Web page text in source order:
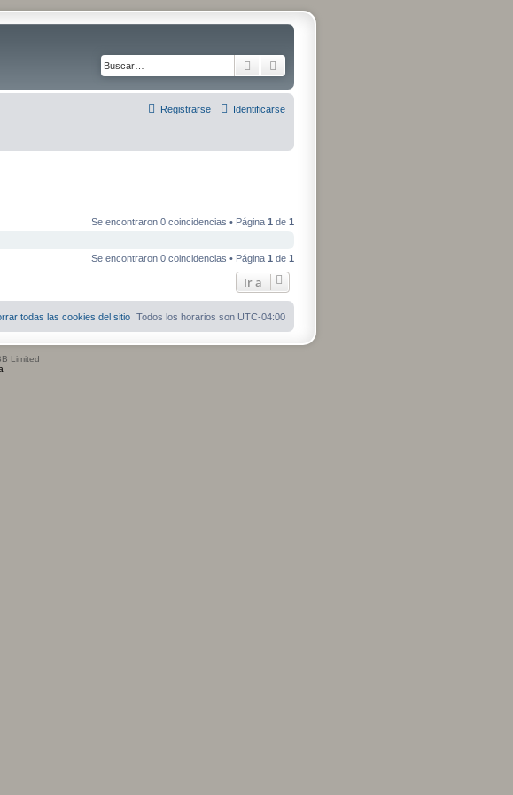
Buscar
Identificarse
Registrarse
Se encontraron 0 coincidencias • Página 1 de 1
Se encontraron 0 coincidencias • Página 1 de 1
Ir a
Todos los horarios son UTC-04:00
todas las cookies del sitio
Limited